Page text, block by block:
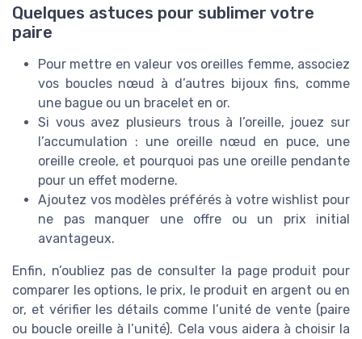
Quelques astuces pour sublimer votre
paire
Pour mettre en valeur vos oreilles femme, associez
vos boucles nœud à d’autres bijoux fins, comme
une bague ou un bracelet en or.
Si vous avez plusieurs trous à l’oreille, jouez sur
l’accumulation : une oreille nœud en puce, une
oreille creole, et pourquoi pas une oreille pendante
pour un effet moderne.
Ajoutez vos modèles préférés à votre wishlist pour
ne pas manquer une offre ou un prix initial
avantageux.
Enfin, n’oubliez pas de consulter la page produit pour
comparer les options, le prix, le produit en argent ou en
or, et vérifier les détails comme l’unité de vente (paire
ou boucle oreille à l’unité). Cela vous aidera à choisir la